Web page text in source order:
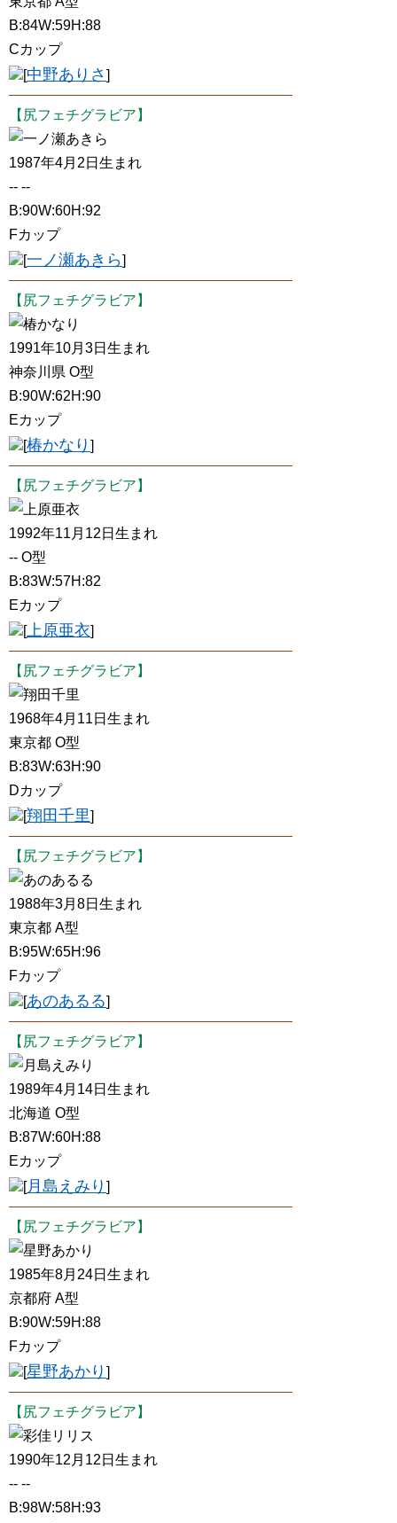
B:84W:59H:88
Cカップ
[中野ありさ]
【尻フェチグラビア】
一ノ瀬あきら
1987年4月2日生まれ
-- --
B:90W:60H:92
Fカップ
[一ノ瀬あきら]
【尻フェチグラビア】
椿かなり
1991年10月3日生まれ
神奈川県 O型
B:90W:62H:90
Eカップ
[椿かなり ]
【尻フェチグラビア】
上原亜衣
1992年11月12日生まれ
-- O型
B:83W:57H:82
Eカップ
[上原亜衣]
【尻フェチグラビア】
翔田千里
1968年4月11日生まれ
東京都 O型
B:83W:63H:90
Dカップ
[翔田千里]
【尻フェチグラビア】
あのあるる
1988年3月8日生まれ
東京都 A型
B:95W:65H:96
Fカップ
[あのあるる]
【尻フェチグラビア】
月島えみり
1989年4月14日生まれ
北海道 O型
B:87W:60H:88
Eカップ
[月島えみり ]
【尻フェチグラビア】
星野あかり
1985年8月24日生まれ
京都府 A型
B:90W:59H:88
Fカップ
[星野あかり ]
【尻フェチグラビア】
彩佳リリス
1990年12月12日生まれ
-- --
B:98W:58H:93